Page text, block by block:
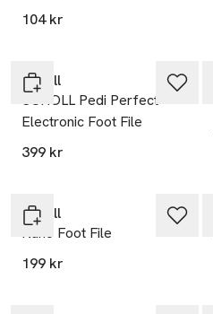
104 kr
Scholl
SCHOLL Pedi Perfect
Electronic Foot File
399 kr
Scholl
Nano Foot File
199 kr